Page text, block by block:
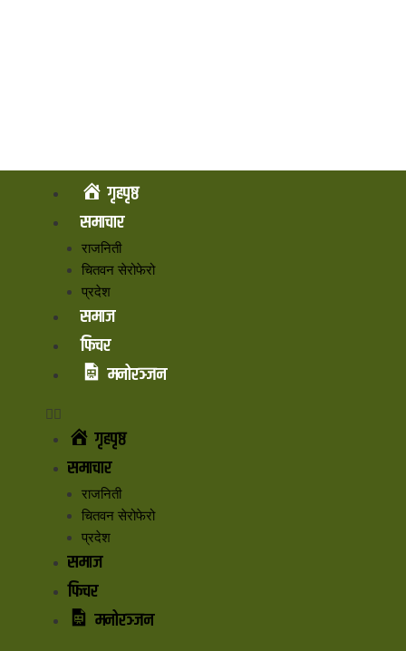
गृहपृष्ठ
समाचार
राजनिती
चितवन सेरोफेरो
प्रदेश
समाज
फिचर
मनोरञ्जन
गृहपृष्ठ
समाचार
राजनिती
चितवन सेरोफेरो
प्रदेश
समाज
फिचर
मनोरञ्जन